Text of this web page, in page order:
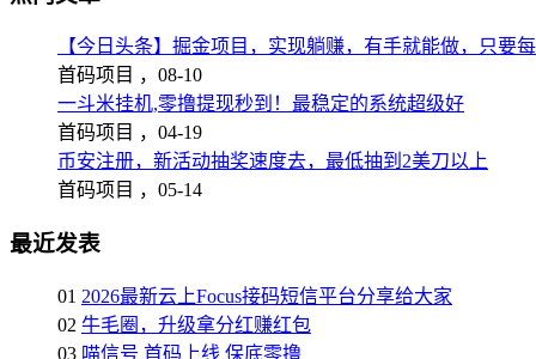
【今日头条】掘金项目，实现躺赚，有手就能做，只要
首码项目 ， 08-10
一斗米挂机,零撸提现秒到！最稳定的系统超级好
首码项目 ， 04-19
币安注册，新活动抽奖速度去，最低抽到2美刀以上
首码项目 ， 05-14
最近发表
01 2026最新云上Focus接码短信平台分享给大家
02 牛毛圈，升级拿分红赚红包
03 喵信号 首码上线 保底零撸